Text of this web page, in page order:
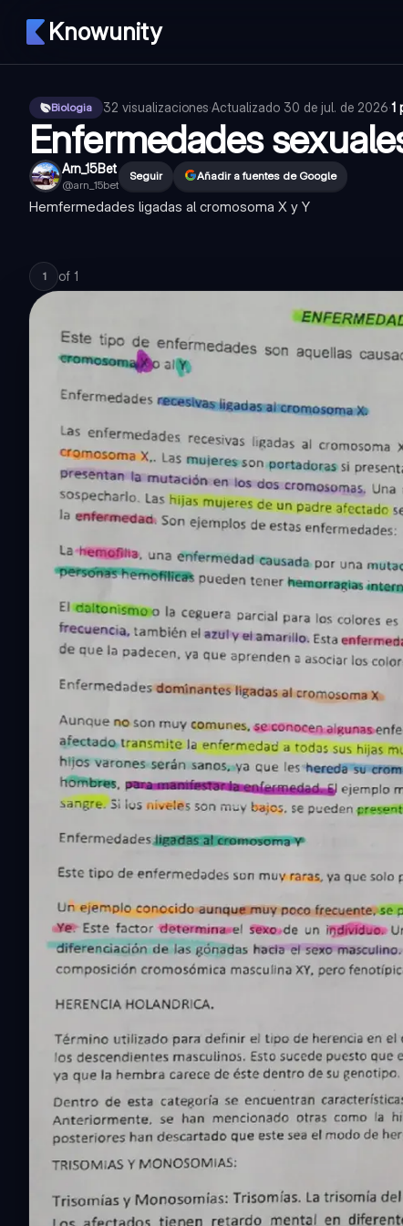
Knowunity
Biologia 32 visualizaciones·Actualizado 30 de jul. de 2026·1
Enfermedades
Arn_15Bet
@arn_15bet
Seguir Añadir a fuentes de Google
Hemfermedades ligadas al cromosoma X y Y
1 of 1